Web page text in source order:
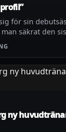
för sin
säkrat den
ny